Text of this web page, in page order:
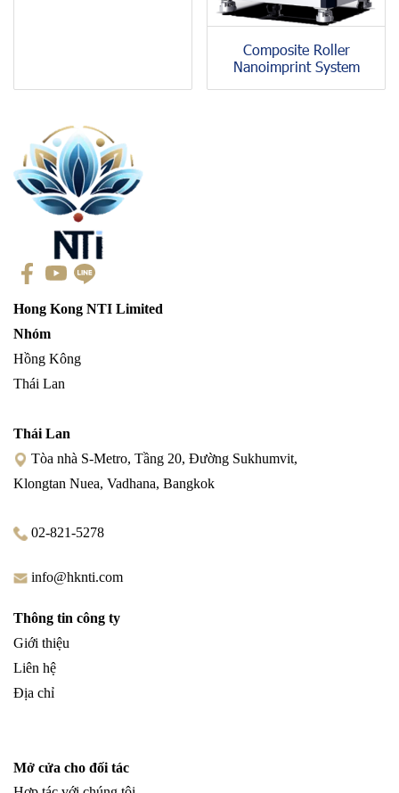
Composite Roller
Nanoimprint System
Hong Kong NTI Limited
Nhóm
Hồng Kông
Thái Lan
Thái Lan
Tòa nhà S-Metro, Tầng 20, Đường Sukhumvit,
Klongtan Nuea, Vadhana, Bangkok
02-821-5278
info@hknti.com
Thông tin công ty
Giới thiệu
Liên hệ
Địa chỉ
Mở cửa cho đối tác